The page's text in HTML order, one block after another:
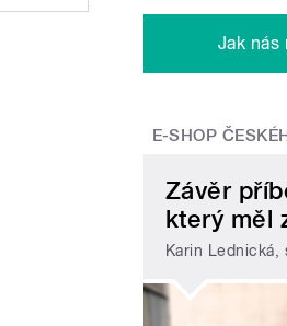
Jak nás
E-SHOP
Závěr
který měl
Karin Lednická,